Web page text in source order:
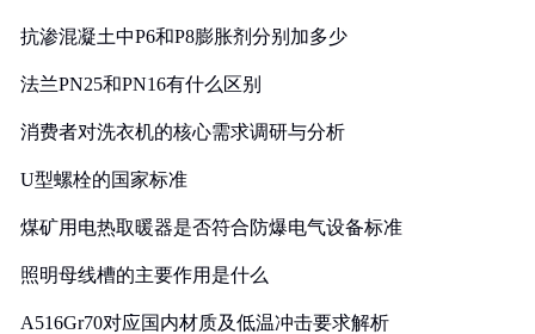
抗渗混凝土中P6和P8膨胀剂分别加多少
法兰PN25和PN16有什么区别
消费者对洗衣机的核心需求调研与分析
U型螺栓的国家标准
煤矿用电热取暖器是否符合防爆电气设备标准
照明母线槽的主要作用是什么
A516Gr70对应国内材质及低温冲击要求解析